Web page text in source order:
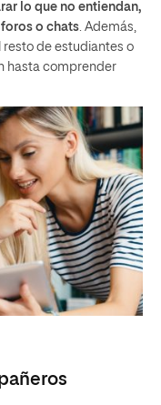
lo que no entiendan,
o chats. Además,
de estudiantes o
hasta comprender